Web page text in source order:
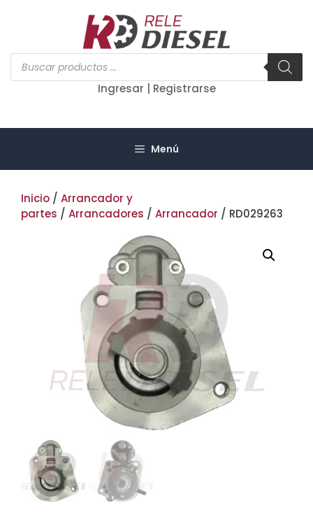
Búsqueda
de
productos
Ingresar | Registrarse
Menú
Inicio / Arrancador y
partes / Arrancadores / Arrancador / RD029263